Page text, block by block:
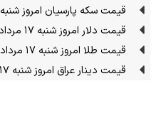
قیمت سکه پارسیان امروز شنبه ۱۷ مرداد ۱۴۰۵ / سکه ۱۰۰ سوت چند؟
قیمت دلار امروز شنبه ۱۷ مرداد ۱۴۰۵ / دلار در بازار آزاد چند شد؟
قیمت طلا امروز شنبه ۱۷ مرداد ۱۴۰۵ / طلای ۱۸ عیار گران شد
قیمت دینار عراق امروز شنبه ۱۷ مرداد ۱۴۰۵